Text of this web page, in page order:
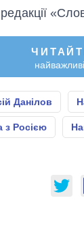
Данілов
з Росією